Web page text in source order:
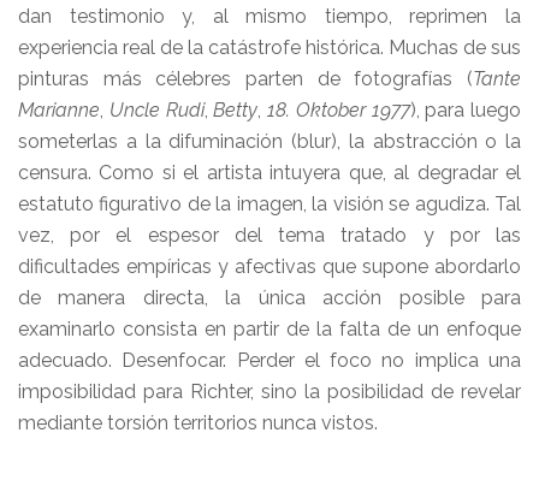
dan testimonio y, al mismo tiempo, reprimen la
experiencia real de la catástrofe histórica. Muchas de sus
pinturas más célebres parten de fotografías (Tante
Marianne Uncle Rudi,Betty 18. Oktober 1977), para luego
someterlas a la difuminación (blur), la abstracción o la
censura. Como si el artista intuyera que, al degradar el
estatuto figurativo de la imagen, la visión se agudiza. Tal
vez, por el espesor del tema tratado y por las
dificultades empíricas y afectivas que supone abordarlo
de manera directa, la única acción posible para
examinarlo consista en partir de la falta de un enfoque
adecuado. Desenfocar. Perder el foco no implica una
imposibilidad para Richter, sino la posibilidad de revelar
mediante torsión territorios nunca vistos.